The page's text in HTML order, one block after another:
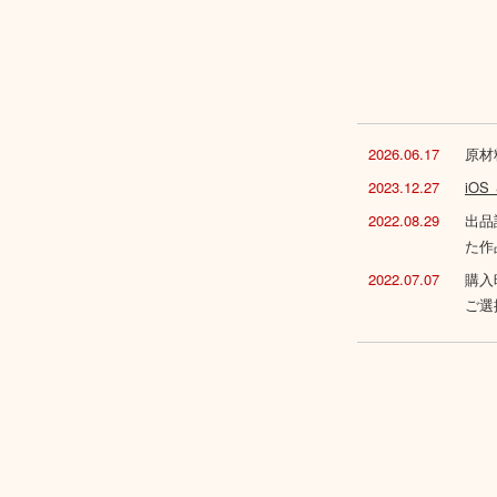
2026.06.17
原
2023.12.27
iOS
2022.08.29
出
た
2022.07.07
購
ご